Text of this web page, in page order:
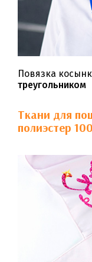
Повязка
треугольником
Ткани для
полиэстер